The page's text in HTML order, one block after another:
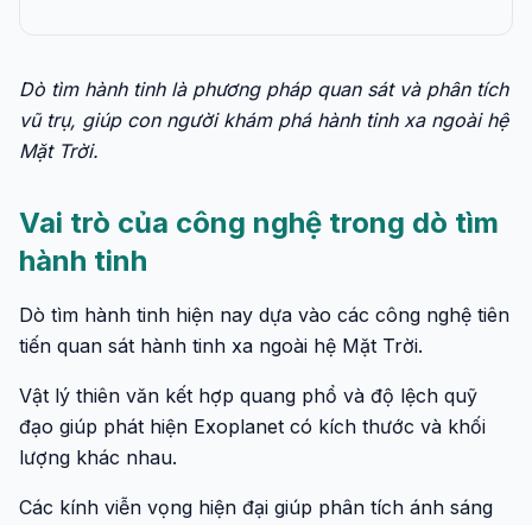
Dò tìm hành tinh là phương pháp quan sát và phân tích
vũ trụ, giúp con người khám phá hành tinh xa ngoài hệ
Mặt Trời.
Vai trò của công nghệ trong dò tìm
hành tinh
Dò tìm hành tinh hiện nay dựa vào các công nghệ tiên
tiến quan sát hành tinh xa ngoài hệ Mặt Trời.
Vật lý thiên văn kết hợp quang phổ và độ lệch quỹ
đạo giúp phát hiện Exoplanet có kích thước và khối
lượng khác nhau.
Các kính viễn vọng hiện đại giúp phân tích ánh sáng